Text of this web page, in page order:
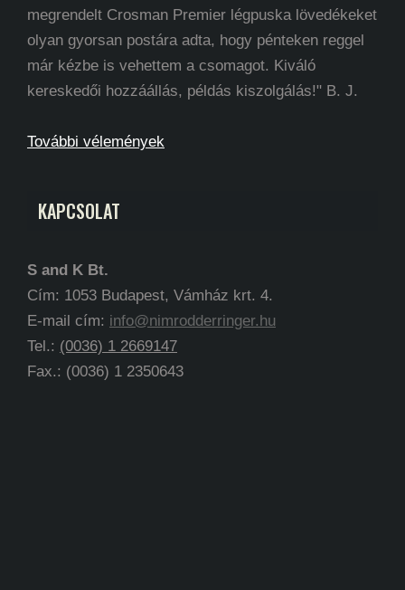
megrendelt Crosman Premier légpuska lövedékeket
olyan gyorsan postára adta, hogy pénteken reggel
már kézbe is vehettem a csomagot. Kiváló
kereskedői hozzáállás, példás kiszolgálás!" B. J.
További vélemények
KAPCSOLAT
S and K Bt.
Cím: 1053 Budapest, Vámház krt. 4.
E-mail cím: info@nimrodderringer.hu
Tel.: (0036) 1 2669147
Fax.: (0036) 1 2350643